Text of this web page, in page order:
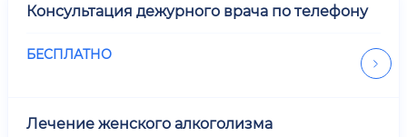
Консультация дежурного врача по телефону
БЕСПЛАТНО
Лечение женского алкоголизма